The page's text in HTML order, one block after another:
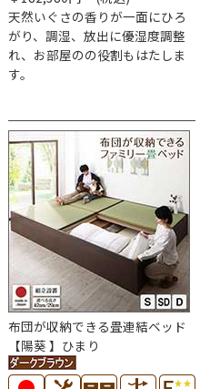
天然いぐさの香りが一面にひろ
がり、調湿、放出に優湿度調整
れ、お部屋のの役割もはたしま
す。
布団が収納できる畳連結ベッド
【陽葵 】ひまり